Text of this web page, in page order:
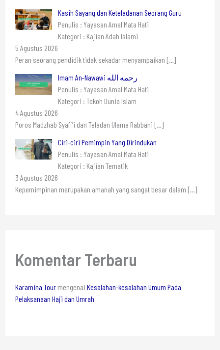
Kasih Sayang dan Keteladanan Seorang Guru
Penulis : Yayasan Amal Mata Hati
Kategori : Kajian Adab Islami
5 Agustus 2026
Peran seorang pendidik tidak sekadar menyampaikan […]
Imam An-Nawawi رحمه الله
Penulis : Yayasan Amal Mata Hati
Kategori : Tokoh Dunia Islam
4 Agustus 2026
Poros Madzhab Syafi’i dan Teladan Ulama Rabbani […]
Ciri-ciri Pemimpin Yang Dirindukan
Penulis : Yayasan Amal Mata Hati
Kategori : Kajian Tematik
3 Agustus 2026
Kepemimpinan merupakan amanah yang sangat besar dalam […]
Komentar Terbaru
Karamina Tourmengenai Kesalahan-kesalahan Umum Pada
Pelaksanaan Haji dan Umrah